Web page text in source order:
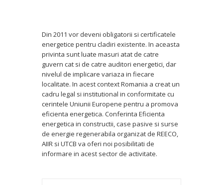
Din 2011 vor deveni obligatorii si certificatele
energetice pentru cladiri existente. In aceasta
privinta sunt luate masuri atat de catre
guvern cat si de catre auditori energetici, dar
nivelul de implicare variaza in fiecare
localitate. In acest context Romania a creat un
cadru legal si institutional in conformitate cu
cerintele Uniunii Europene pentru a promova
eficienta energetica. Conferinta Eficienta
energetica in constructii, case pasive si surse
de energie regenerabila organizat de REECO,
AIIR si UTCB va oferi noi posibilitati de
informare in acest sector de activitate.